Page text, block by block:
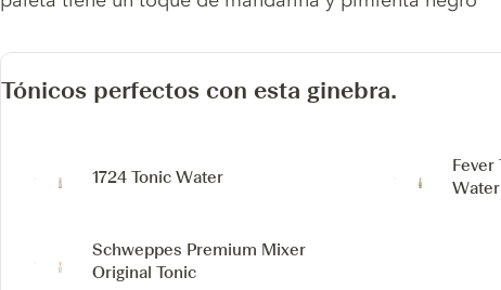
Tónicos perfectos con esta ginebra.
1724 Tonic Water
Fever
Water
Schweppes Premium Mixer
Original Tonic